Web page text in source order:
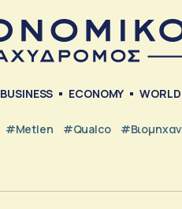
BUSINESS ECONOMY WORLD
#metlen #Qualco